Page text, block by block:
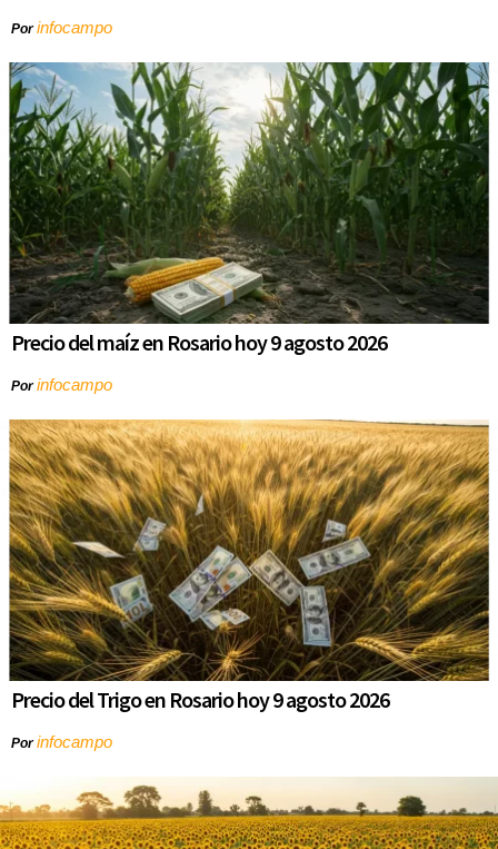
Porinfocampo
Precio del maíz en Rosario hoy 9 agosto 2026
Porinfocampo
Precio del Trigo en Rosario hoy 9 agosto 2026
Porinfocampo